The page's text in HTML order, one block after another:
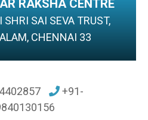
RAKSHA CENTRE
SAI SEVA TRUST,
CHENNAI 33
+91-